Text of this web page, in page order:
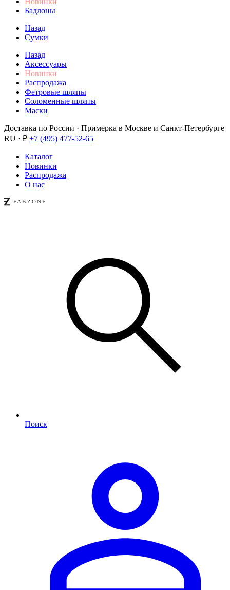
Бадлоны
Назад
Сумки
Назад
Аксессуары
Новинки
Распродажа
Фетровые шляпы
Соломенные шляпы
Маски
Доставка по России · Примерка в Москве и Санкт-Петербурге
RU · ₽ +7 (495) 477-52-65
Каталог
Новинки
Распродажа
О нас
Поиск